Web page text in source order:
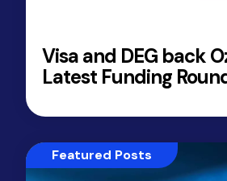
Visa and DEG back
Latest Funding
Featured Posts